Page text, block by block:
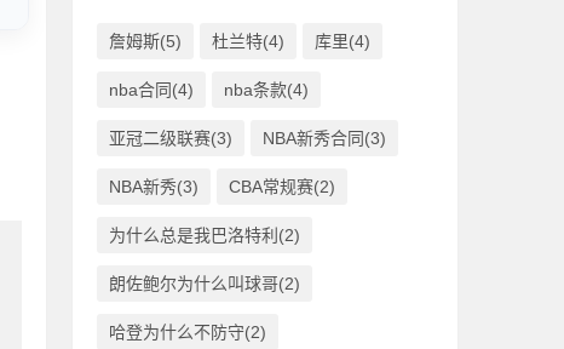
詹姆斯(5) 杜兰特(4) 库里(4)
nba合同(4) nba条款(4)
亚冠二级联赛(3) NBA新秀合同(3)
NBA新秀(3) CBA常规赛(2)
为什么总是我巴洛特利(2)
朗佐鲍尔为什么叫球哥(2)
哈登为什么不防守(2)